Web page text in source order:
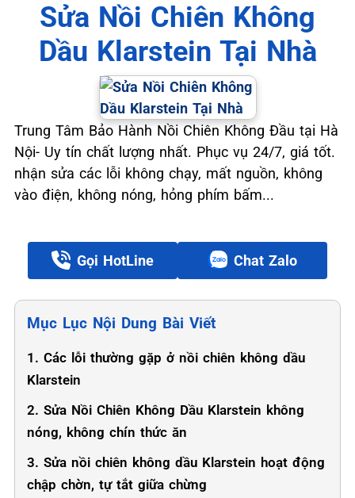
Sửa Nồi Chiên Không
Dầu Klarstein Tại Nhà
Trung Tâm Bảo Hành Nồi Chiên Không Đầu tại Hà
Nội- Uy tín chất lượng nhất. Phục vụ 24/7, giá tốt.
nhận sửa các lỗi không chạy, mất nguồn, không
vào điện, không nóng, hỏng phím bấm...
Gọi HotLine Chat Zalo
Mục Lục Nội Dung Bài Viết
1. Các lỗi thường gặp ở nồi chiên không dầu
Klarstein
2. Sửa Nồi Chiên Không Dầu Klarstein không
nóng, không chín thức ăn
3. Sửa nồi chiên không dầu Klarstein hoạt động
chập chờn, tự tắt giữa chừng